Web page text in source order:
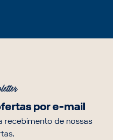
por e-mail
recebimento de nossas